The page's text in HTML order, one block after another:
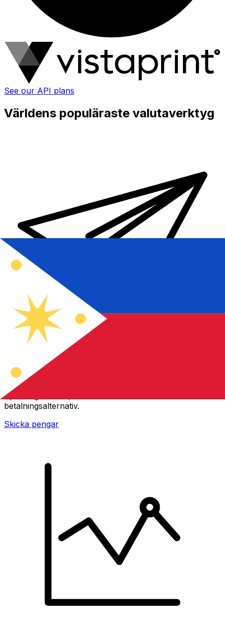
See our API plans
Världens populäraste valutaverktyg
XE Internationella valutaöverföringar
Skicka pengar online snabbt, säkert och enkelt.
Spårning i realtid, notiser och flexibla leverans- och
betalningsalternativ.
Skicka pengar